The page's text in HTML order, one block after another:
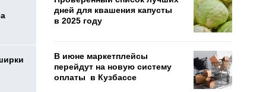
дней для квашения капусты
в 2025 году
В июне маркетплейсы
перейдут на новую систему
оплаты в Кузбассе